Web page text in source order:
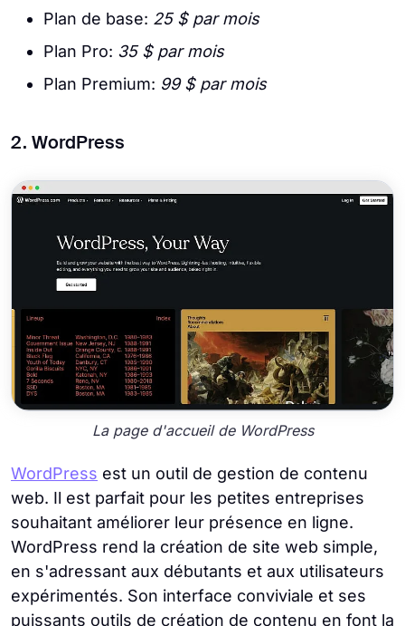
Plan de base: 25 $ par mois
Plan Pro: 35 $ par mois
Plan Premium: 99 $ par mois
2. WordPress
La page d'accueil de WordPress
WordPress est un outil de gestion de contenu
web. Il est parfait pour les petites entreprises
souhaitant améliorer leur présence en ligne.
WordPress rend la création de site web simple,
en s'adressant aux débutants et aux utilisateurs
expérimentés. Son interface conviviale et ses
puissants outils de création de contenu en font la